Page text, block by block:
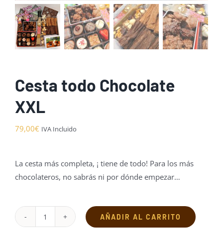
Cesta todo Chocolate
XXL
79,00€ IVA Incluido
La cesta más completa, ¡ tiene de todo! Para los más
chocolateros, no sabrás ni por dónde empezar…
Cesta
AÑADIR AL CARRITO